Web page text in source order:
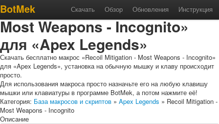
BotMek Скачать Обзор Обновления Инструкция
Макрос «Recoil Mitigation -
Most Weapons - Incognito»
для «Apex Legends»
Скачать бесплатно макрос «Recoil Mitigation - Most Weapons - Incognito»
для «Apex Legends», установка на обычную мышку и клаву происходит
просто.
Для использования макроса просто назначьте его на любую клавишу
мышки или клавиатуры в программе BotMek, а потом нажмите её!
Категория: База макросов и скриптов » Apex Legends » Recoil Mitigation -
Most Weapons - Incognito
Описание